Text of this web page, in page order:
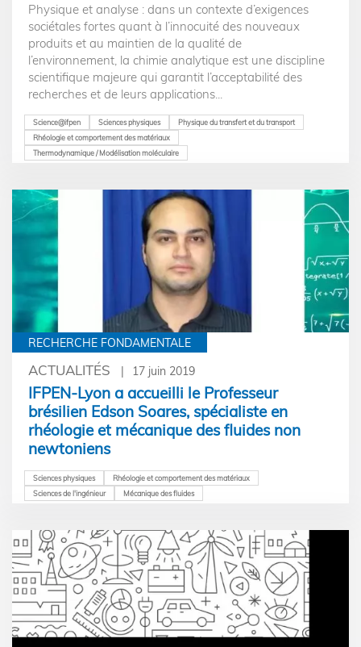
Physique et analyse : dans un contexte d’exigences
sociétales fortes quant à l’innocuité des nouveaux
produits et au maintien de la qualité de
l’environnement, la chimie analytique est une discipline
scientifique majeure qui garantit l’acceptabilité des
recherches et de leurs applications...
Science@ifpen Sciences physiques
Physique du transfert et du transport
Rhéologie et comportement des matériaux
Thermodynamique / Modélisation moléculaire
RECHERCHE FONDAMENTALE
ACTUALITÉS 17 juin 2019
IFPEN-Lyon a accueilli le Professeur
brésilien Edson Soares, spécialiste en
rhéologie et mécanique des fluides non
newtoniens
Sciences physiques
Rhéologie et comportement des matériaux
Sciences de l'ingénieur
Mécanique des fluides